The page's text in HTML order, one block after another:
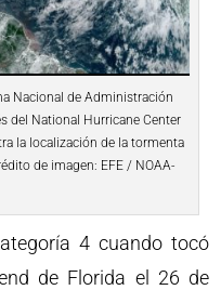
Nacional de Administración
del National Hurricane Center
la localización de la tormenta
de imagen: EFE / NOAA-
4 cuando tocó
de Florida el 26 de